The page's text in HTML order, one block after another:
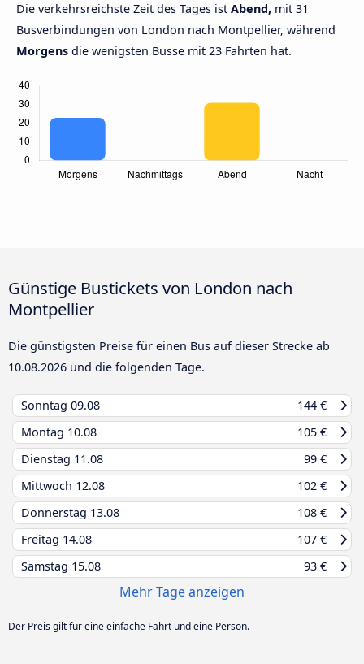
Die verkehrsreichste Zeit des Tages ist Abend, mit 31
Busverbindungen von London nach Montpellier, während
Morgens die wenigsten Busse mit 23 Fahrten hat.
Günstige Bustickets von London nach
Montpellier
Die günstigsten Preise für einen Bus auf dieser Strecke ab
10.08.2026 und die folgenden Tage.
Sonntag 09.08
144 €
Montag 10.08
105 €
Dienstag 11.08
99 €
Mittwoch 12.08
102 €
Donnerstag 13.08
108 €
Freitag 14.08
107 €
Samstag 15.08 93 €
Mehr Tage anzeigen
Der Preis gilt für eine einfache Fahrt und eine Person.